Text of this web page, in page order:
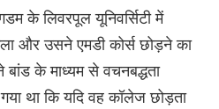
के लिवरपूल यूनिवर्सिटी में
और उसने एमडी कोर्स छोड़ने का
बांड के माध्यम से वचनबद्धता
था कि यदि वह कॉलेज छोड़ता